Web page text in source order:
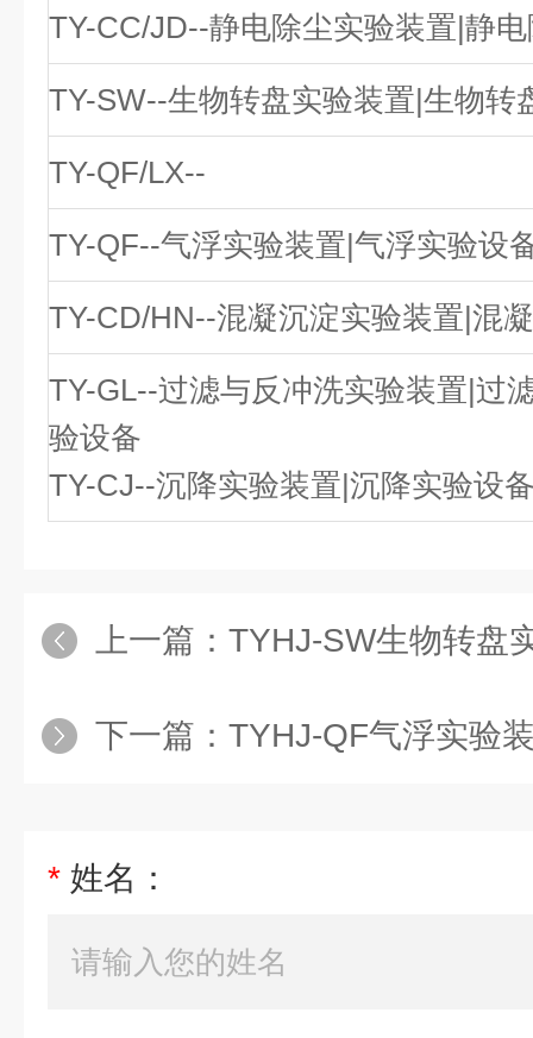
TY-CC/JD--静电除尘实验装置|静
TY-SW--生物转盘实验装置|生物转
TY-QF/LX--
TY-QF--气浮实验装置|气浮实验设
TY-CD/HN--混凝沉淀实验装置|混
TY-GL--过滤与反冲洗实验装置|过
验设备
TY-CJ--沉降实验装置|沉降实验设
上一篇： TYHJ-SW生物转盘实验
下一篇： TYHJ-QF气浮实验
* 姓名：